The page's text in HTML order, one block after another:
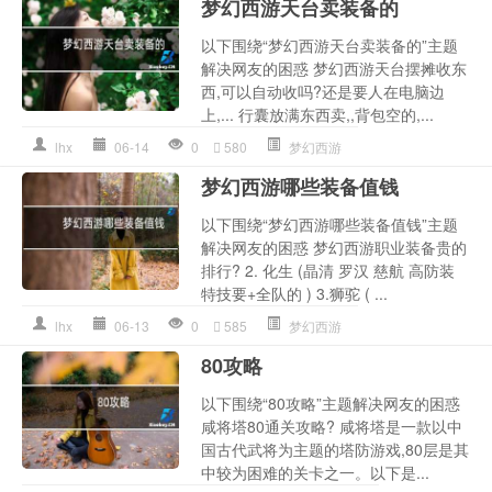
梦幻西游天台卖装备的
以下围绕“梦幻西游天台卖装备的”主题
解决网友的困惑 梦幻西游天台摆摊收东
西,可以自动收吗?还是要人在电脑边
上,... 行囊放满东西卖,,背包空的,...
lhx 06-14 0 580 梦幻西游
梦幻西游哪些装备值钱
以下围绕“梦幻西游哪些装备值钱”主题
解决网友的困惑 梦幻西游职业装备贵的
排行? 2. 化生 (晶清 罗汉 慈航 高防装
特技要+全队的 ) 3.狮驼 ( ...
lhx 06-13 0 585 梦幻西游
80攻略
以下围绕“80攻略”主题解决网友的困惑
咸将塔80通关攻略? 咸将塔是一款以中
国古代武将为主题的塔防游戏,80层是其
中较为困难的关卡之一。以下是...